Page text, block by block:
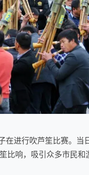
在进行吹芦笙比赛。当
比响，吸引众多市民和